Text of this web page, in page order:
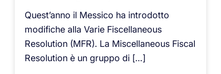
Quest’anno il Messico ha introdotto
modifiche alla Varie Fiscellaneous
Resolution (MFR). La Miscellaneous Fiscal
Resolution è un gruppo di […]